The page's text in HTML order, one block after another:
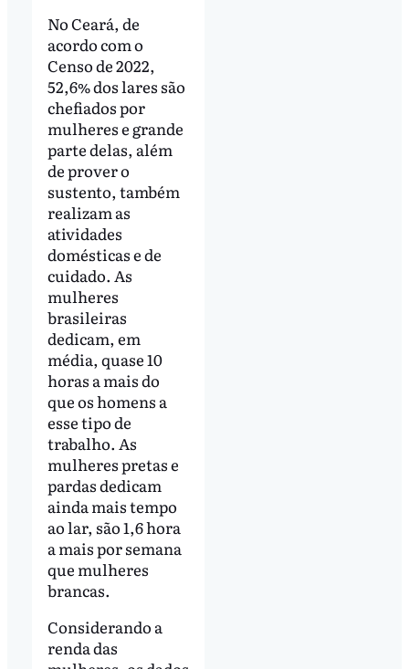
No Ceará, de
acordo com o
Censo de 2022,
52,6% dos lares são
chefiados por
mulheres e grande
parte delas, além
de prover o
sustento, também
realizam as
atividades
domésticas e de
cuidado. As
mulheres
brasileiras
dedicam, em
média, quase 10
horas a mais do
que os homens a
esse tipo de
trabalho. As
mulheres pretas e
pardas dedicam
ainda mais tempo
ao lar, são 1,6 hora
a mais por semana
que mulheres
brancas.
Considerando a
renda das